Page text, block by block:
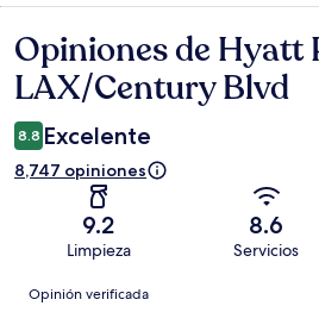
Opiniones
Opiniones de Hyatt
LAX/Century Blvd
8.8 Excelente
8,747 opiniones
9.2
Limpieza
8.6
Servicios
Opiniones
Opinión verificada